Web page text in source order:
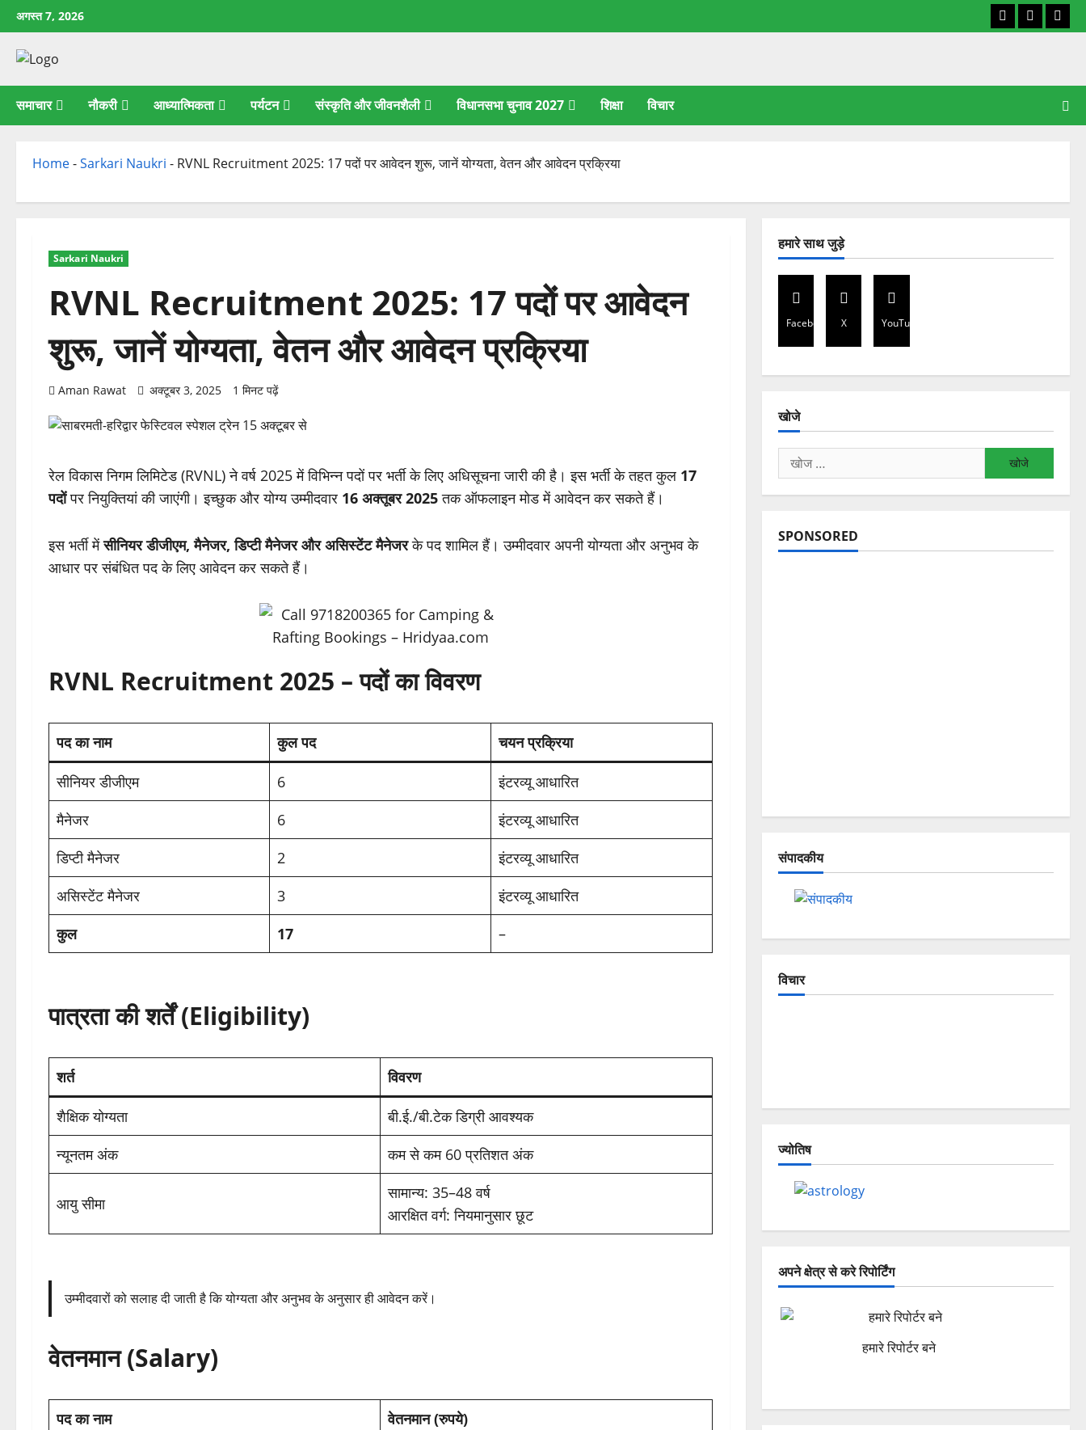
छोड़कर
सामग्री
अगस्त 7, 2026 Facebook
X
समाचार नौकरी आध्यात्मिकता पर्यटन संस्कृति और जीवनशैली विधानसभा चुनाव 2027 शिक्षा विचार
Home-Sarkari Naukri - RVNL Recruitment 2025: 17 पदों पर आवेदन शुरू, जानें योग्यता, वेतन और आवेदन प्रक्रिया
Sarkari Naukri
RVNL Recruitment 2025: 17 पदों पर आवेदन
शुरू, जानें योग्यता, वेतन और आवेदन प्रक्रिया
Aman Rawat अक्टूबर 3, 2025 1 मिनट पढ़ें
रेल विकास निगम लिमिटेड (RVNL) ने वर्ष 2025 में विभिन्न पदों पर भर्ती के लिए अधिसूचना जारी की है। इस भर्ती के तहत कुल 17
पदोंपर नियुक्तियां की जाएंगी। इच्छुक और योग्य उम्मीदवार 16 अक्तूबर 2025तक ऑफलाइन मोड में आवेदन कर सकते हैं।
इस भर्ती मेंसीनियर डीजीएम, मैनेजर, डिप्टी मैनेजर और असिस्टेंट मैनेजरके पद शामिल हैं। उम्मीदवार अपनी योग्यता और अनुभव के
आधार पर संबंधित पद के लिए आवेदन कर सकते हैं।
RVNL Recruitment 2025 – पदों का विवरण
पद का नाम कुल पद चयन प्रक्रिया
सीनियर डीजीएम 6
इंटरव्यू आधारित
मैनेजर
6
इंटरव्यू आधारित
डिप्टी मैनेजर
2
इंटरव्यू आधारित
असिस्टेंट मैनेजर
3
इंटरव्यू आधारित
कुल
17 –
पात्रता की शर्तें (Eligibility)
शर्त विवरण
शैक्षिक योग्यता
बी.ई./बी.टेक डिग्री आवश्यक
न्यूनतम अंक
कम से कम 60 प्रतिशत अंक
आयु सीमा
सामान्य: 35–48 वर्ष
आरक्षित वर्ग: नियमानुसार छूट
उम्मीदवारों को सलाह दी जाती है कि योग्यता और अनुभव के अनुसार ही आवेदन करें।
वेतनमान (Salary)
पद का नाम वेतनमान (रुपये)
हमारे साथ जुड़े
Facebook X YouTube
खोजे
निम्न
को
खोजें:
SPONSORED
संपादकीय
विचार
ज्योतिष
अपने क्षेत्र से करे रिपोर्टिंग
हमारे रिपोर्टर बने